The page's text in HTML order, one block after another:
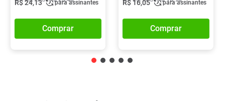
R$24,13 para assinantes
Comprar
R$16,05 para assinantes
Comprar